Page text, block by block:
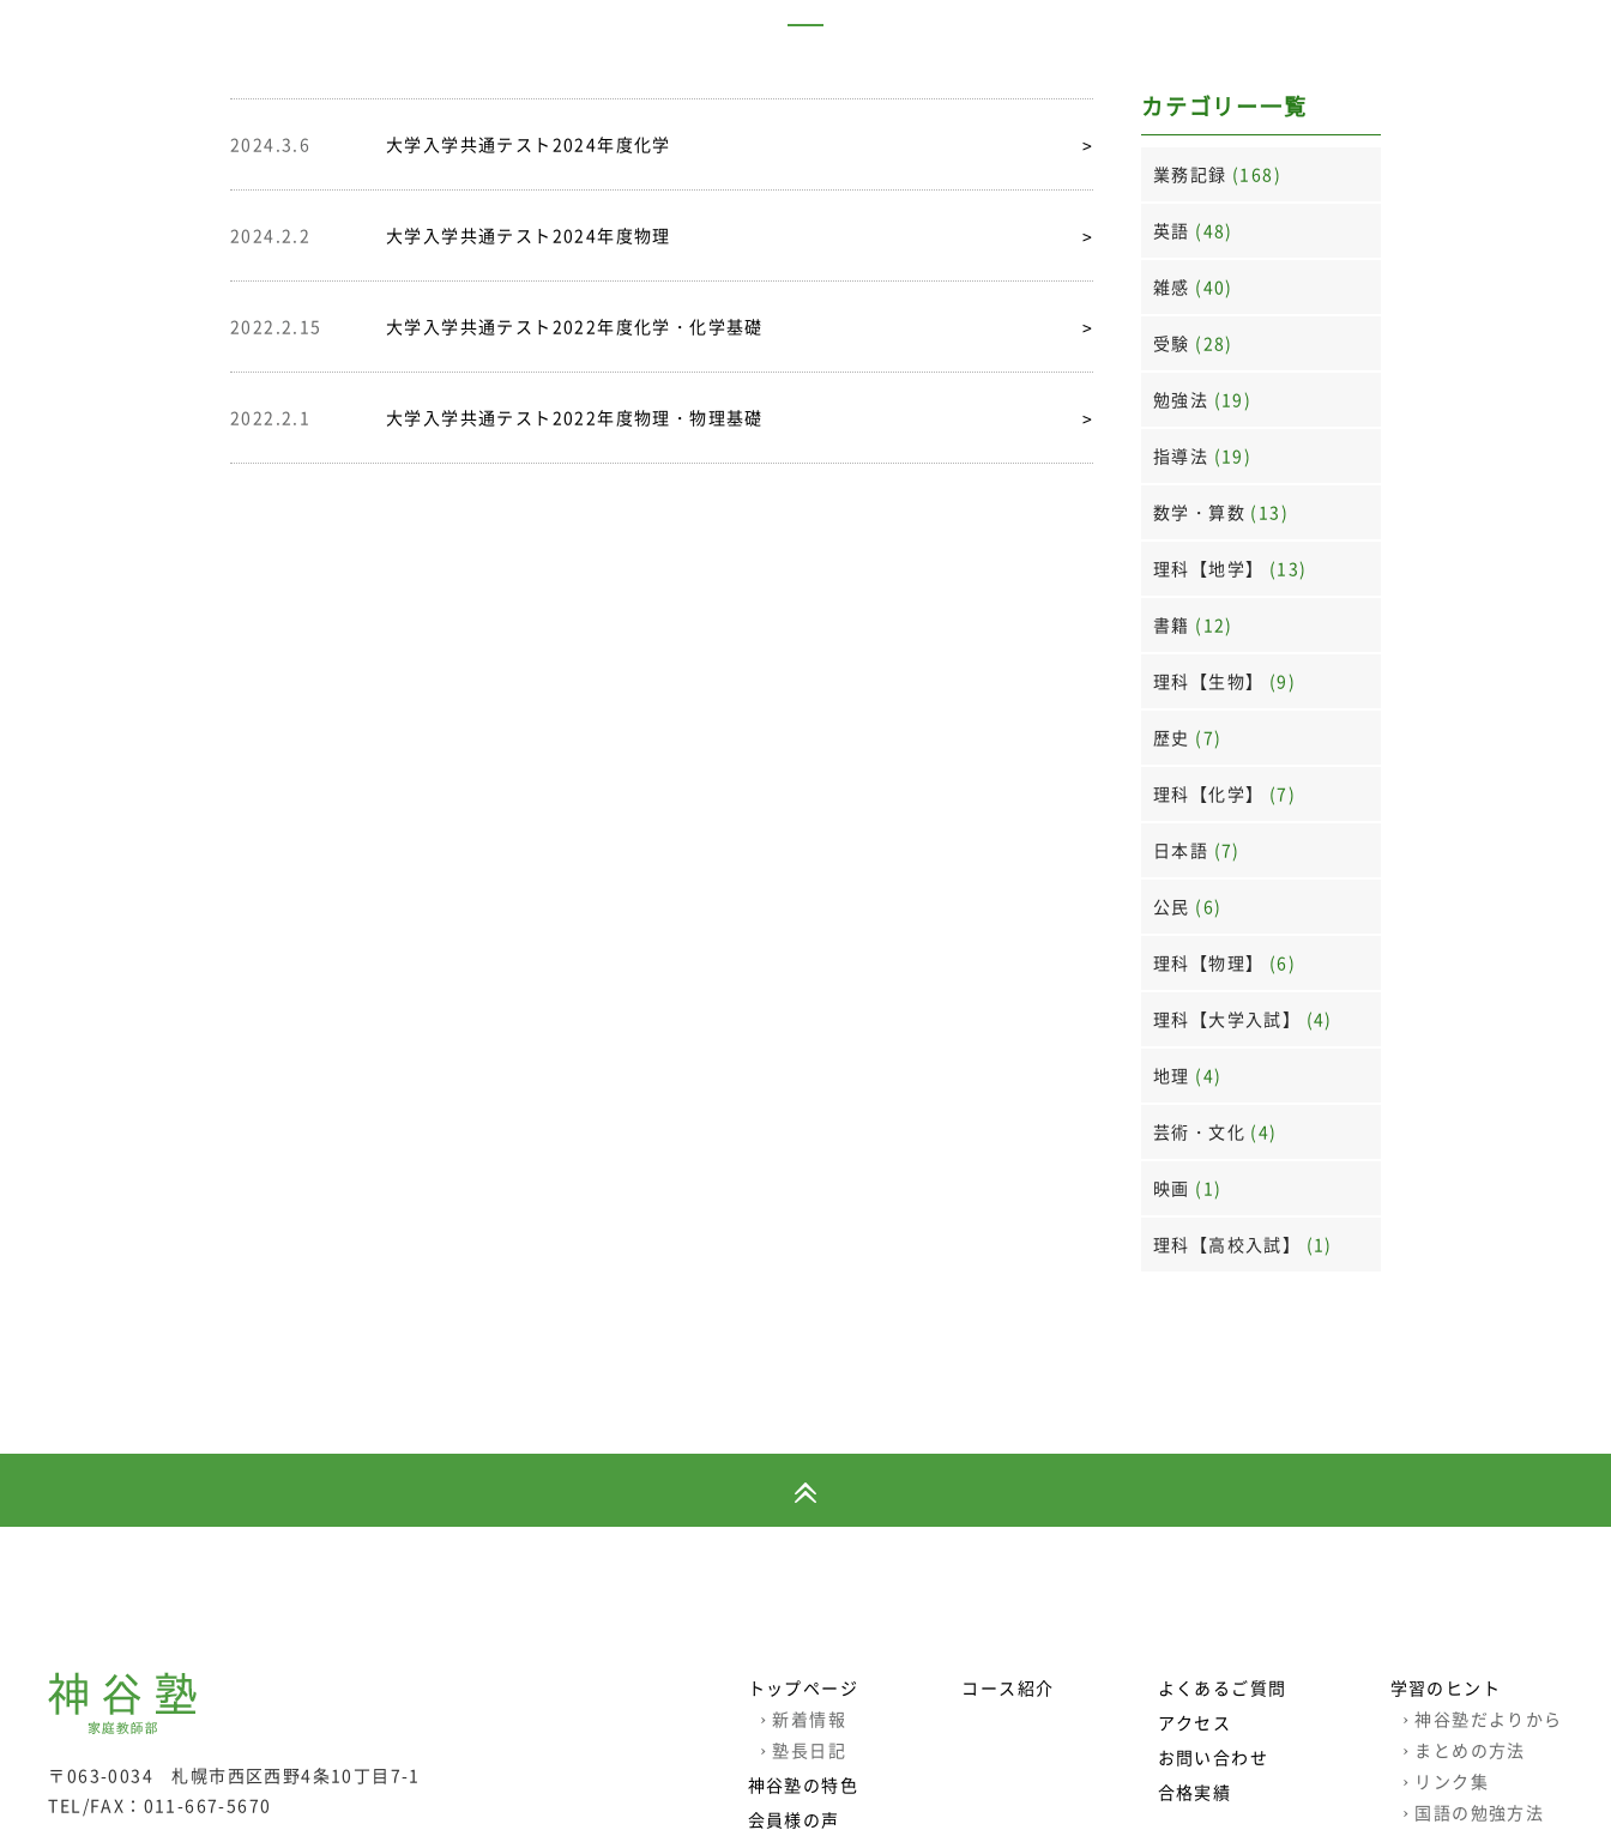
2024.3.6 大学入学共通テスト2024年度化学 >
2024.2.2 大学入学共通テスト2024年度物理 >
2022.2.15 大学入学共通テスト2022年度化学・化学基礎 >
2022.2.1 大学入学共通テスト2022年度物理・物理基礎 >
カテゴリー一覧
業務記録 (168)
英語 (48)
雑感 (40)
受験 (28)
勉強法 (19)
指導法 (19)
数学・算数 (13)
理科【地学】 (13)
書籍 (12)
理科【生物】 (9)
歴史 (7)
理科【化学】 (7)
日本語 (7)
公民 (6)
理科【物理】 (6)
理科【大学入試】 (4)
地理 (4)
芸術・文化 (4)
映画 (1)
理科【高校入試】 (1)
〒063-0034 札幌市西区西野4条10丁目7-1
TEL/FAX： 011-667-5670
トップページ
› 新着情報
› 塾長日記
神谷塾の特色
会員様の声
コース紹介
よくあるご質問
アクセス
お問い合わせ
合格実績
学習のヒント
› 神谷塾だよりから
› まとめの方法
› リンク集
› 国語の勉強方法